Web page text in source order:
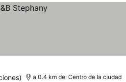
a 0.4 km de: Centro de la ciudad